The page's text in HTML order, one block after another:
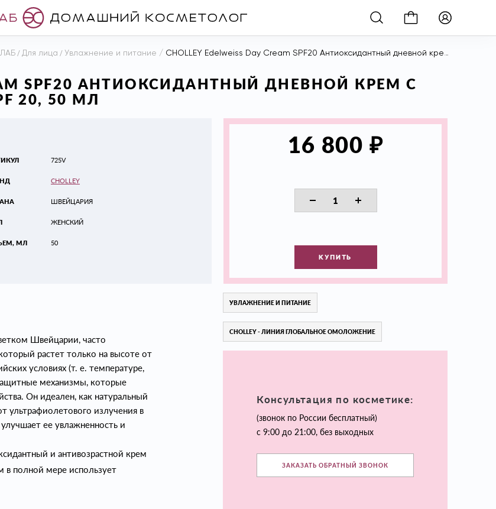
/ Для лица / Увлажнение и питание / CHOLLEY Edelweiss Day Cream SPF20 Антиоксидантный дневной крем с экстрактом эдельвейса SPF 20, 50 мл
SPF20 АНТИОКСИДАНТНЫЙ ДНЕВНОЙ КРЕМ С
20, 50 МЛ
МЛ
725V
CHOLLEY
ШВЕЙЦАРИЯ
ЖЕНСКИЙ
50
16 800 ₽
КУПИТЬ
Швейцарии, часто
растет только на высоте от
условиях (т. е. температуре,
механизмы, которые
Он идеален, как натуральный
ультрафиолетового излучения в
ее увлажненность и
и антивозрастной крем
в полной мере использует
УВЛАЖНЕНИЕ И ПИТАНИЕ
CHOLLEY - ЛИНИЯ ГЛОБАЛЬНОЕ ОМОЛОЖЕНИЕ
Консультация по косметике:
(звонок по России бесплатный)
с 9:00 до 21:00, без выходных
ЗАКАЗАТЬ ОБРАТНЫЙ ЗВОНОК